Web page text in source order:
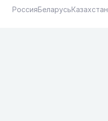
РоссияБеларусьКазахстан